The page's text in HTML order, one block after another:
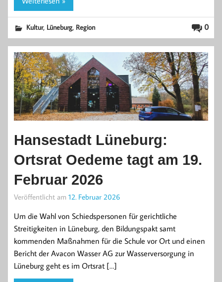
0
Kultur, Lüneburg, Region
Hansestadt Lüneburg:
Ortsrat Oedeme tagt am 19.
Februar 2026
Veröffentlicht am 12. Februar 2026
Um die Wahl von Schiedspersonen für gerichtliche
Streitigkeiten in Lüneburg, den Bildungspakt samt
kommenden Maßnahmen für die Schule vor Ort und einen
Bericht der Avacon Wasser AG zur Wasserversorgung in
Lüneburg geht es im Ortsrat […]